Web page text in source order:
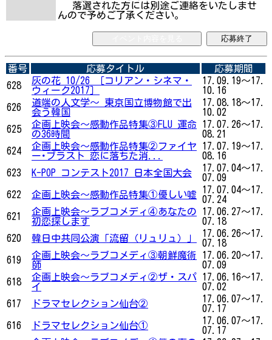
落選された方には別途ご連絡をいたしませ
んので予めご了承ください。
応募終了
番号 応募タイトル
応募期間
628
灰の花 10/26 ［コリアン・シネマ・
ウィーク2017］
17.09.19～17.
10.16
626
道端の人文学～ 東京国立博物館で出
会う韓国
17.08.18～17.
10.02
625
企画上映会～感動作品特集③FLU 運命
の36時間
17.07.26～17.
08.21
624
企画上映会～感動作品特集②ファイヤ
ー･ブラスト 恋に落ちた消...
17.07.19～17.
08.16
623
K-POP コンテスト2017 日本全国大会
17.07.04～17.
07.09
622
企画上映会～感動作品特集①優しい嘘
17.07.04～17.
07.24
621
企画上映会～ラブコメディ④あなたの
初恋探します
17.06.27～17.
07.18
620
韓日中共同公演「流留（リュリュ）」
17.06.26～17.
07.18
619
企画上映会～ラブコメディ③朝鮮魔術
師
17.06.20～17.
07.09
618
企画上映会～ラブコメディ②ザ・スパ
イ
17.06.16～17.
07.02
617
ドラマセレクション仙台②
17.06.07～17.
07.17
616
ドラマセレクション仙台①
17.06.07～17.
07.17